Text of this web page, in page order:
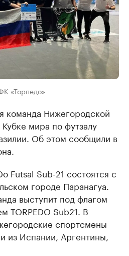
«Торпедо»
команда Нижегородской
мира по футзалу
Об этом сообщили в
Futsal Sub-21 состоятся с
городе Паранагуа.
выступит под флагом
TORPEDO Sub21. В
спортсмены
из Испании, Аргентины,